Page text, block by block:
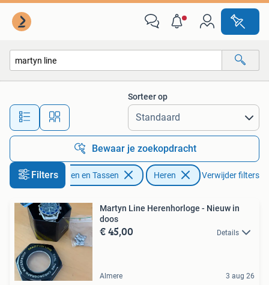
Alle afstanden…
Sorteer op
Bewaar je zoekopdracht
FiltersSieraden en Tassen Heren Verwijder filters
Martyn Line Herenhorloge - Nieuw in
doos
€ 45,00 Details
Almere 3 aug 26